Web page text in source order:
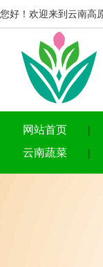
您好！欢迎来到云南高
网站首页
云南蔬菜